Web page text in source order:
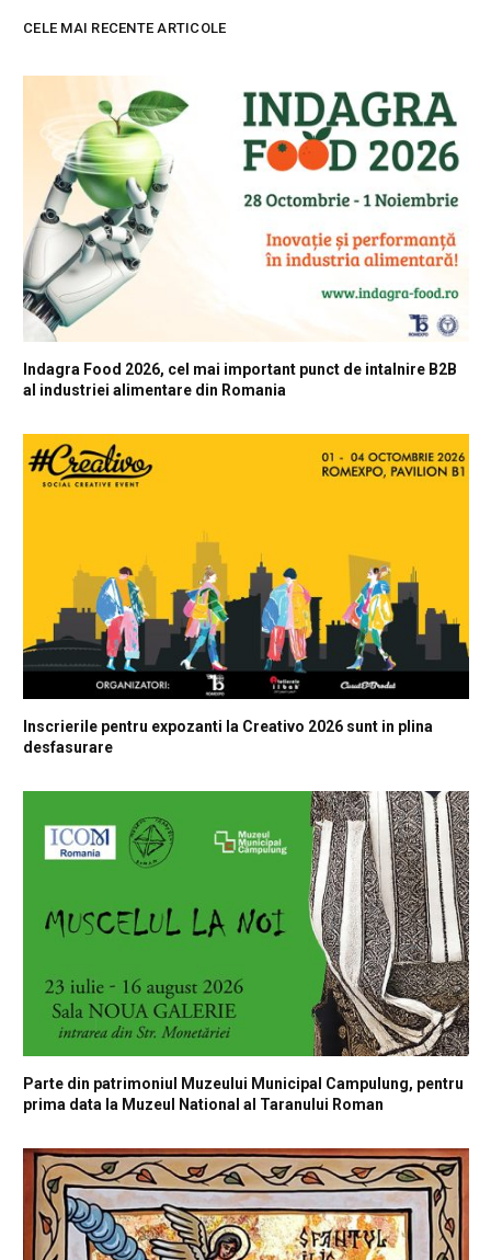
CELE MAI RECENTE ARTICOLE
Indagra Food 2026, cel mai important punct de intalnire B2B
al industriei alimentare din Romania
Inscrierile pentru expozanti la Creativo 2026 sunt in plina
desfasurare
Parte din patrimoniul Muzeului Municipal Campulung, pentru
prima data la Muzeul National al Taranului Roman